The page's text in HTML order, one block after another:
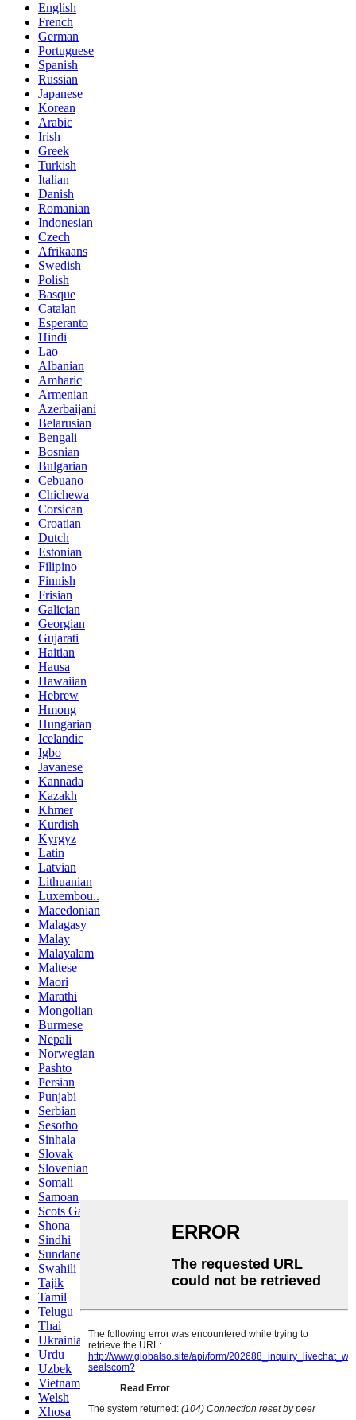
English
French
German
Portuguese
Spanish
Russian
Japanese
Korean
Arabic
Irish
Greek
Turkish
Italian
Danish
Romanian
Indonesian
Czech
Afrikaans
Swedish
Polish
Basque
Catalan
Esperanto
Hindi
Lao
Albanian
Amharic
Armenian
Azerbaijani
Belarusian
Bengali
Bosnian
Bulgarian
Cebuano
Chichewa
Corsican
Croatian
Dutch
Estonian
Filipino
Finnish
Frisian
Galician
Georgian
Gujarati
Haitian
Hausa
Hawaiian
Hebrew
Hmong
Hungarian
Icelandic
Igbo
Javanese
Kannada
Kazakh
Khmer
Kurdish
Kyrgyz
Latin
Latvian
Lithuanian
Luxembou..
Macedonian
Malagasy
Malay
Malayalam
Maltese
Maori
Marathi
Mongolian
Burmese
Nepali
Norwegian
Pashto
Persian
Punjabi
Serbian
Sesotho
Sinhala
Slovak
Slovenian
Somali
Samoan
Scots Gaelic
Shona
Sindhi
Sundanese
Swahili
Tajik
Tamil
Telugu
Thai
Ukrainian
Urdu
Uzbek
Vietnamese
Welsh
Xhosa